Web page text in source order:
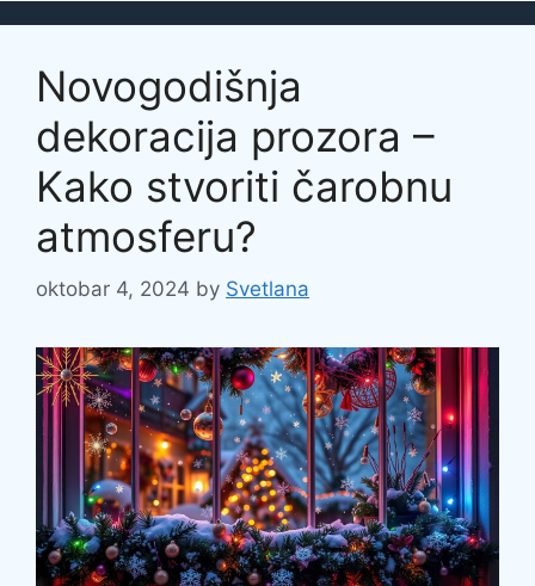
Novogodišnja
dekoracija prozora –
Kako stvoriti čarobnu
atmosferu?
oktobar 4, 2024 by Svetlana